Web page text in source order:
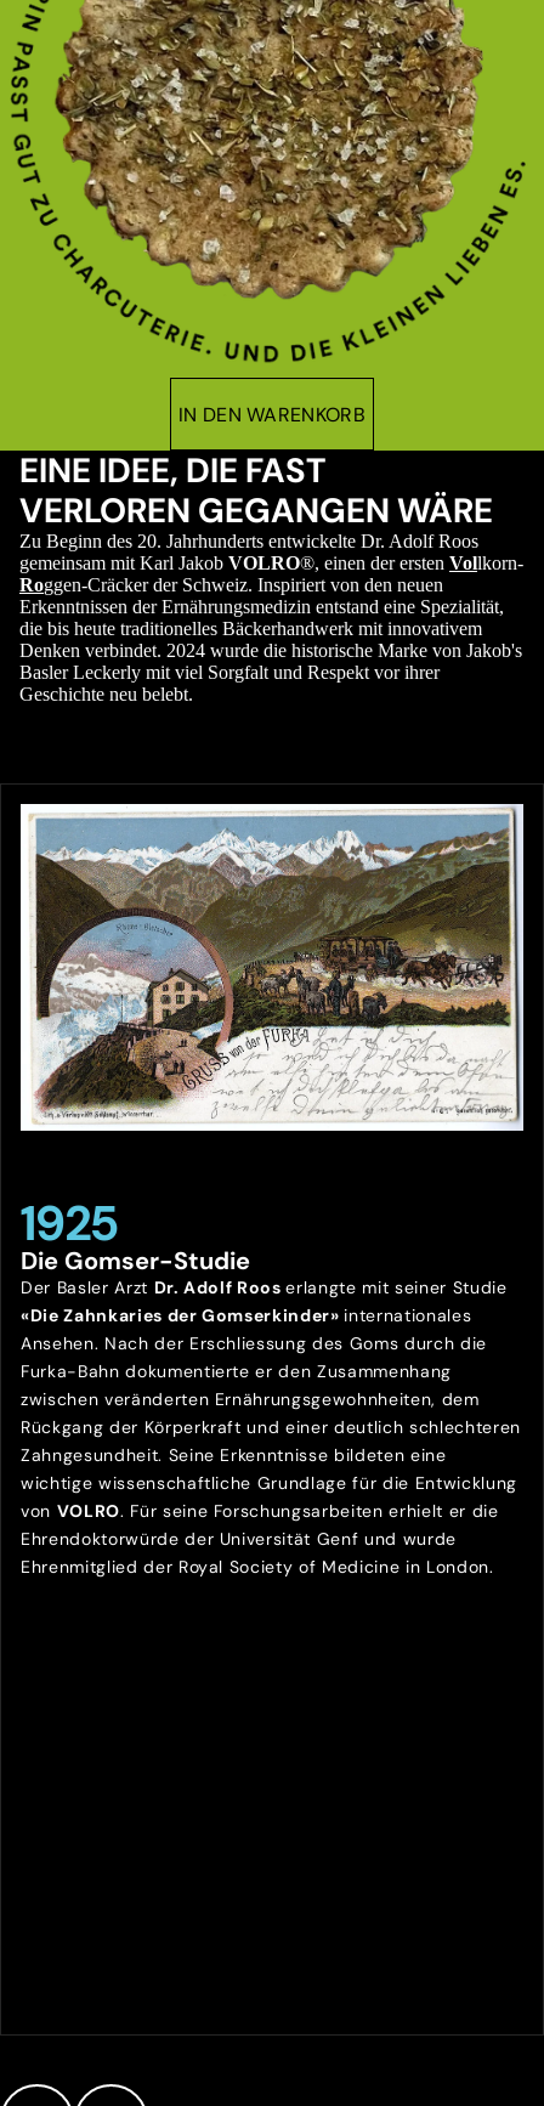
IN DEN WARENKORB
EINE IDEE, DIE FAST
VERLOREN GEGANGEN WÄRE
Zu Beginn des 20. Jahrhunderts entwickelte Dr. Adolf Roos
gemeinsam mit Karl Jakob VOLRO®, einen der ersten Vollkorn-
Roggen-Cräcker der Schweiz. Inspiriert von den neuen
Erkenntnissen der Ernährungsmedizin entstand eine Spezialität,
die bis heute traditionelles Bäckerhandwerk mit innovativem
Denken verbindet. 2024 wurde die historische Marke von Jakob's
Basler Leckerly mit viel Sorgfalt und Respekt vor ihrer
Geschichte neu belebt.
1925
Die Gomser-Studie
Der Basler Arzt Dr. Adolf Rooserlangte mit seiner Studie
«Die Zahnkaries der Gomserkinder» internationales
Ansehen. Nach der Erschliessung des Goms durch die
Furka-Bahn dokumentierte er den Zusammenhang
zwischen veränderten Ernährungsgewohnheiten, dem
Rückgang der Körperkraft und einer deutlich schlechteren
Zahngesundheit. Seine Erkenntnisse bildeten eine
wichtige wissenschaftliche Grundlage für die Entwicklung
von VOLRO. Für seine Forschungsarbeiten erhielt er die
Ehrendoktorwürde der Universität Genf und wurde
Ehrenmitglied der Royal Society of Medicine in London.